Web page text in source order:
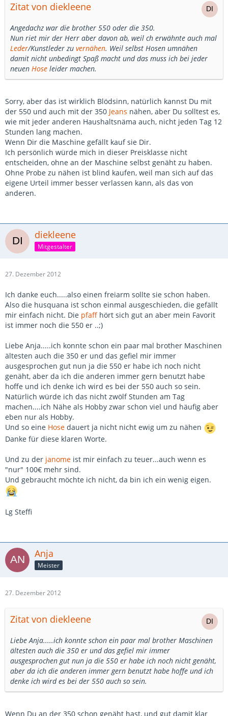
Zitat von diekleene
Angedachz war die brother 550 oder die 350.
Nun riet mir der Herr aber davon ab, weil ch erwähnte auch mal
Leder/Kunstleder zu vernähen. Weil selbst Hosen umnähen
damit nicht unbedingt Spaß macht und das muss ich bei jeder
neuen Hose leider machen.
Sorry, aber das ist wirklich Blödsinn, natürlich kannst Du mit
der 550 und auch mit der 350 Jeans nähen, aber Du solltest es,
wie mit jeder anderen Haushaltsnäma auch, nicht jeden Tag 12
Stunden lang machen.
Wenn Dir die Maschine gefällt kauf sie Dir.
Ich persönlich würde mich in dieser Preisklasse nicht
entscheiden, ohne an der Maschine selbst genäht zu haben.
Ohne Probe zu nähen ist blind kaufen, weil man sich auf das
eigene Urteil immer besser verlassen kann, als das von
anderen.
diekleene
Mitgestalter
27. Dezember 2012
Ich danke euch.....also einen freiarm sollte sie schon haben.
Also die husquana ist schon einmal ausgeschieden, die gefällt
mir einfach nicht. Die pfaff hört sich gut an aber mein Favorit
ist immer noch die 550 er ..;)
Liebe Anja.....ich konnte schon ein paar mal brother Maschinen
ältesten auch die 350 er und das gefiel mir immer
ausgesprochen gut nun ja die 550 er habe ich noch nicht
genäht, aber da ich die anderen immer gern benutzt habe
hoffe und ich denke ich wird es bei der 550 auch so sein.
Natürlich würde ich das nicht zwölf Stunden am Tag
machen....ich Nähe als Hobby zwar schon viel und häufig aber
eben nur als Hobby.
Und so eine Hose dauert ja nicht nicht ewig um zu nähen
Danke für diese klaren Worte.
Und zu der janome ist mir einfach zu teuer...auch wenn es
"nur" 100€ mehr sind.
Und gebraucht möchte ich nicht, da bin ich ein wenig eigen.
Lg Steffi
Anja
Meister
27. Dezember 2012
Zitat von diekleene
Liebe Anja.....ich konnte schon ein paar mal brother Maschinen
ältesten auch die 350 er und das gefiel mir immer
ausgesprochen gut nun ja die 550 er habe ich noch nicht genäht,
aber da ich die anderen immer gern benutzt habe hoffe und ich
denke ich wird es bei der 550 auch so sein.
Wenn Du an der 350 schon genäht hast, und gut damit klar